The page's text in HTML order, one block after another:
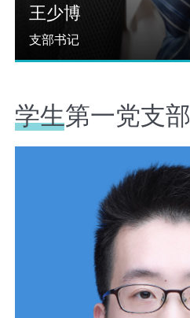
王少博
支部书记
学生第一党支部